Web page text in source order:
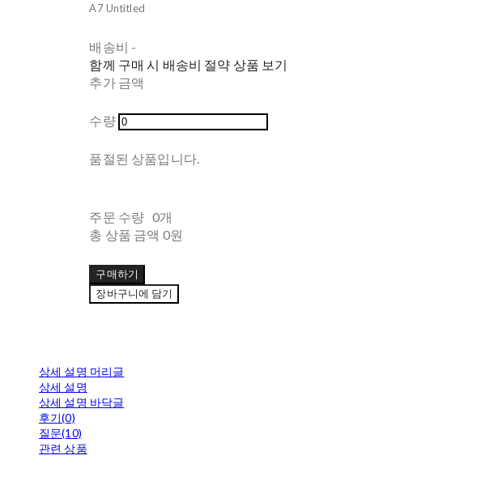
A7 Untitled
배송비 -
함께 구매 시 배송비 절약 상품 보기
추가 금액
수량
품절된 상품입니다.
주문 수량 0개
총 상품 금액 0원
구매하기
장바구니에 담기
상세 설명 머리글
상세 설명
상세 설명 바닥글
후기(0)
질문(10)
관련 상품